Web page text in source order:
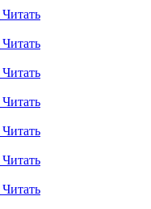
Читать
Читать
Читать
Читать
Читать
Читать
Читать